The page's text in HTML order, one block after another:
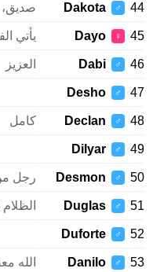
♂
Dakota صديق،
♀
Dayo يأتي الفرح
♂
Dabi العزيز
♂
Desho
♂
Declan كامل
♂
Dilyar
♂
Desmon رجل من
♂
Duglas الظلام
♂
Duforte
♂
Danilo الله معنا